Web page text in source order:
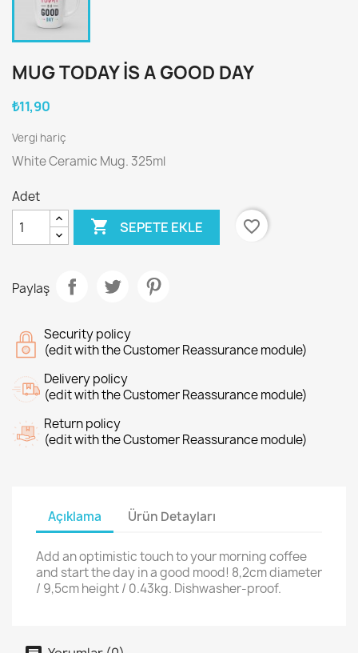
MUG TODAY IS A GOOD DAY
₺11,90
Vergi hariç
White Ceramic Mug. 325ml
Adet
 SEPETE EKLE favorite_border
Paylaş
Security policy
(edit with the Customer Reassurance module)
Delivery policy
(edit with the Customer Reassurance module)
Return policy
(edit with the Customer Reassurance module)
Açıklama Ürün Detayları
Add an optimistic touch to your morning coffee
and start the day in a good mood! 8,2cm diameter
/ 9,5cm height / 0.43kg. Dishwasher-proof.